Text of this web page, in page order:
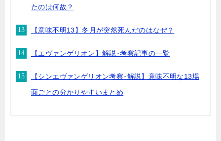
たのは何故？
【意味不明13】冬月が突然死んだのはなぜ？
【エヴァンゲリオン】解説･考察記事の一覧
【シンエヴァンゲリオン考察･解説】意味不明な13場
面ごとの分かりやすいまとめ